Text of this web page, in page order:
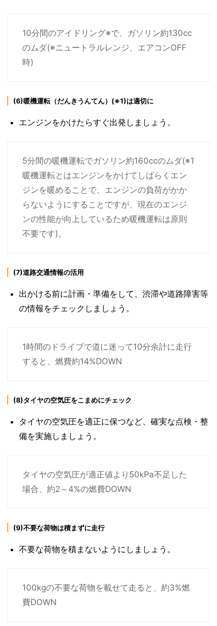
10分間のアイドリング※で、ガソリン約130cc
のムダ(※ニュートラルレンジ、エアコンOFF
時)
(6)暖機運転（だんきうんてん）(※1)は適切に
エンジンをかけたらすぐ出発しましょう。
5分間の暖機運転でガソリン約160ccのムダ(※1
暖機運転とはエンジンをかけてしばらくエン
ジンを暖めることで、エンジンの負荷がかか
らないようにすることですが、現在のエンジ
ンの性能が向上しているため暖機運転は原則
不要です)。
(7)道路交通情報の活用
出かける前に計画・準備をして、渋滞や道路障害等
の情報をチェックしましょう。
1時間のドライブで道に迷って10分余計に走行
すると、燃費約14%DOWN
(8)タイヤの空気圧をこまめにチェック
タイヤの空気圧を適正に保つなど、確実な点検・整
備を実施しましょう。
タイヤの空気圧が適正値より50kPa不足した
場合、約2～4%の燃費DOWN
(9)不要な荷物は積まずに走行
不要な荷物を積まないようにしましょう。
100kgの不要な荷物を載せて走ると、約3%燃
費DOWN